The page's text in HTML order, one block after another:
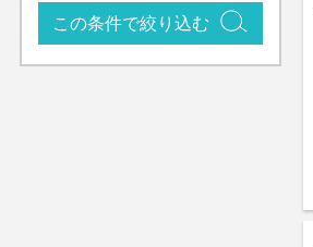
この条件で絞り込む